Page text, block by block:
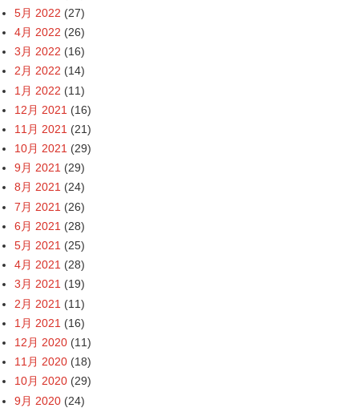
5月 2022 (27)
4月 2022 (26)
3月 2022 (16)
2月 2022 (14)
1月 2022 (11)
12月 2021 (16)
11月 2021 (21)
10月 2021 (29)
9月 2021 (29)
8月 2021 (24)
7月 2021 (26)
6月 2021 (28)
5月 2021 (25)
4月 2021 (28)
3月 2021 (19)
2月 2021 (11)
1月 2021 (16)
12月 2020 (11)
11月 2020 (18)
10月 2020 (29)
9月 2020 (24)